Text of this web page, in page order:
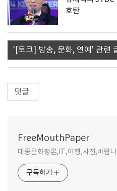
호탄
'[토크] 방송, 문화, 연예' 관련
댓글
FreeMouthPaper
대중문화평론,IT,여행,사진,바람나
구독하기